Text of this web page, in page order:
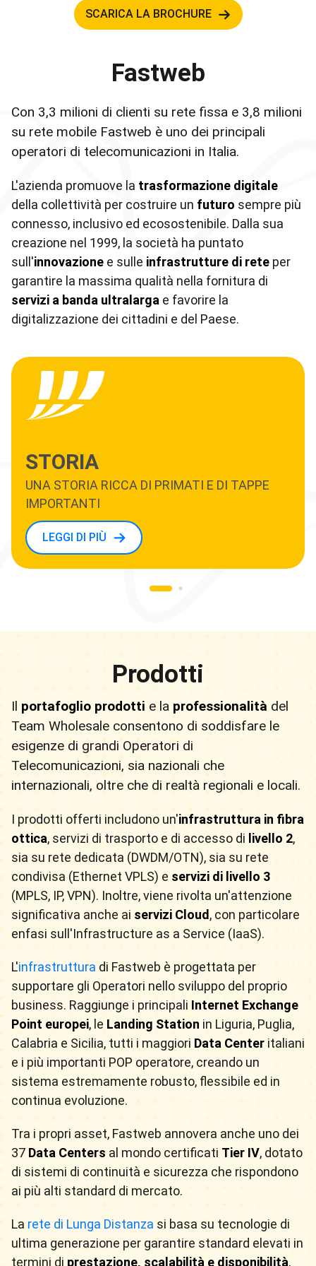
SCARICA LA BROCHURE
Fastweb
Con 3,3 milioni di clienti su rete fissa e 3,8 milioni
su rete mobile Fastweb è uno dei principali
operatori di telecomunicazioni in Italia.
L'azienda promuove la trasformazione digitale
della collettività per costruire un futuro sempre più
connesso, inclusivo ed ecosostenibile. Dalla sua
creazione nel 1999, la società ha puntato
sull'innovazione e sulle infrastrutture di rete per
garantire la massima qualità nella fornitura di
servizi a banda ultralarga e favorire la
digitalizzazione dei cittadini e del Paese.
STORIA
UNA STORIA RICCA DI PRIMATI E DI TAPPE
IMPORTANTI
LEGGI DI PIÙ
Prodotti
Ilportafoglio prodotti e la professionalità del
Team Wholesale consentono di soddisfare le
esigenze di grandi Operatori di
Telecomunicazioni, sia nazionali che
internazionali, oltre che di realtà regionali e locali.
I prodotti offerti includono un'infrastruttura in fibra
ottica, servizi di trasporto e di accesso di livello 2,
sia su rete dedicata (DWDM/OTN), sia su rete
condivisa (Ethernet VPLS) e servizi di livello 3
(MPLS, IP, VPN). Inoltre, viene rivolta un'attenzione
significativa anche ai servizi Cloud , con particolare
enfasi sull'Infrastructure as a Service (IaaS).
L'infrastruttura di Fastweb è progettata per
supportare gli Operatori nello sviluppo del proprio
business. Raggiunge i principali Internet Exchange
Point europei, le Landing Station in Liguria, Puglia,
Calabria e Sicilia, tutti i maggiori Data Center italiani
e i più importanti POP operatore, creando un
sistema estremamente robusto, flessibile ed in
continua evoluzione.
Tra i propri asset, Fastweb annovera anche uno dei
37 Data Centers al mondo certificati Tier IV, dotato
di sistemi di continuità e sicurezza che rispondono
ai più alti standard di mercato.
La rete di Lunga Distanza si basa su tecnologie di
ultima generazione per garantire standard elevati in
termini di prestazione, scalabilità e disponibilità,